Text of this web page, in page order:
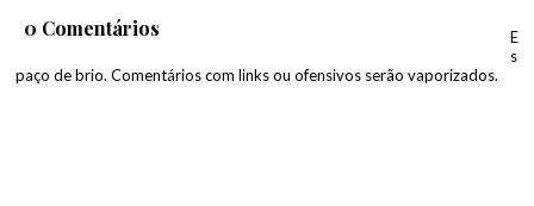
0 Comentários
E
s
paço de brio. Comentários com links ou ofensivos serão vaporizados.